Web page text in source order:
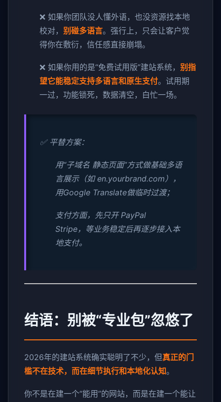
❌ 如果你团队没人懂外语，也没资源找本地
校对， 别碰多语言。强行上，只会让客户觉
得你在敷衍，信任感直接崩塌。
❌ 如果你用的是“免费试用版”建站系统， 别指
望它能稳定支持多语言和原生支付。试用期
一过，功能锁死，数据清空，白忙一场。
✅ 平替方案：
用“子域名 静态页面”方式做基础多语
言展示（如 en.yourbrand.com），
用Google Translate做临时过渡；
支付方面，先只开 PayPal
Stripe，等业务稳定后再逐步接入本
地支付。
结语：别被“专业包”忽悠了
2026年的建站系统确实聪明了不少，但真正的门
槛不在技术，而在细节执行和本地化认知。
你不是在建一个“能用”的网站，而是在建一个能让